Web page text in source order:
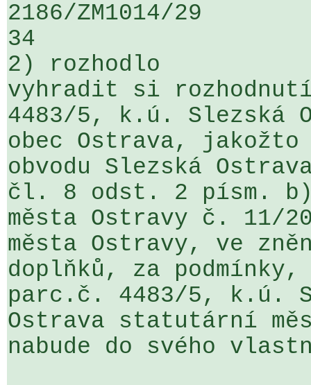
2186/ZM1014/29
34
2) rozhodlo
vyhradit si
4483/5, k.ú. Slezská
obec Ostrava, jakožto
obvodu Slezská
čl. 8 odst. 2 písm. b)
města Ostravy č. 11/
města Ostravy, ve
doplňků, za podmínky,
parc.č. 4483/5, k.ú.
Ostrava statutární
nabude do svého